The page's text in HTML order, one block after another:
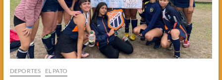
DEPORTES EL PATO